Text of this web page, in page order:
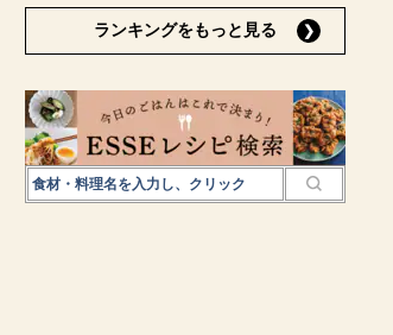
ランキングをもっと見る